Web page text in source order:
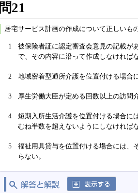
問21
居宅サービス計画の作成について正しいも
1
被保険者証に認定審査会意見の記載が
で、その内容に沿って作成しなければ
2 地域密着型通所介護を位置付ける場合
3 厚生労働大臣が定める回数以上の訪問
4
短期入所生活介護を位置付ける場合に
むね半数を超えないようにしなければ
5
福祉用具貸与を位置付ける場合には、
らない。